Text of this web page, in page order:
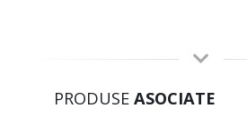
PRODUSE ASOCIATE